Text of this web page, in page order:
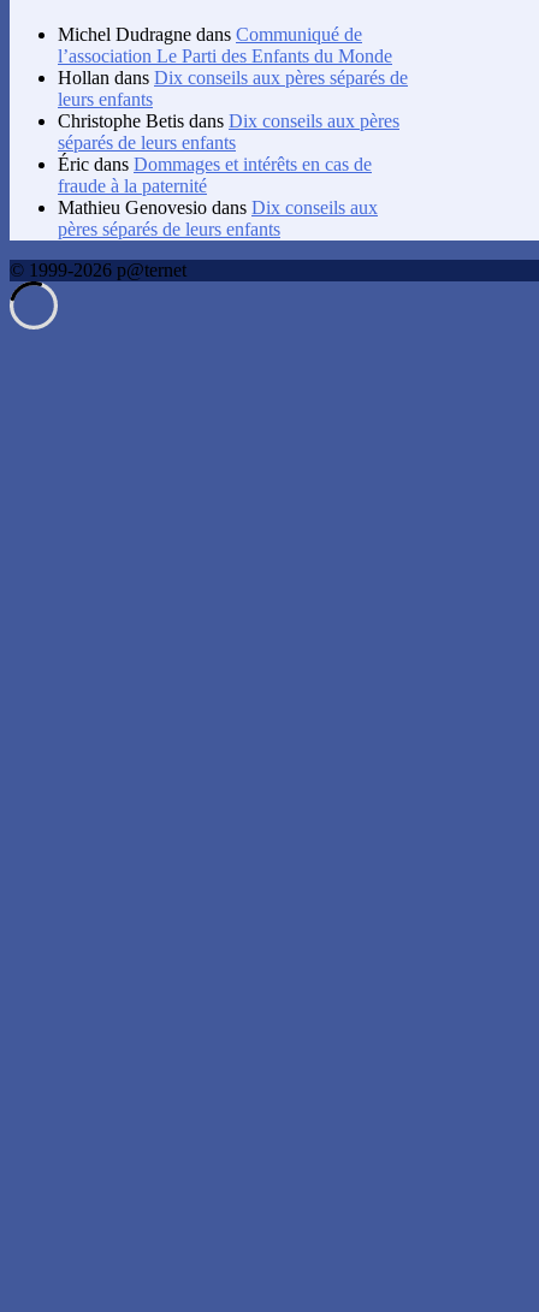
Michel Dudragne dans Communiqué de
l’association Le Parti des Enfants du Monde
Hollan dans Dix conseils aux pères séparés de
leurs enfants
Christophe Betis dans Dix conseils aux pères
séparés de leurs enfants
Éric dans Dommages et intérêts en cas de
fraude à la paternité
Mathieu Genovesio dans Dix conseils aux
pères séparés de leurs enfants
© 1999-2026 p@ternet